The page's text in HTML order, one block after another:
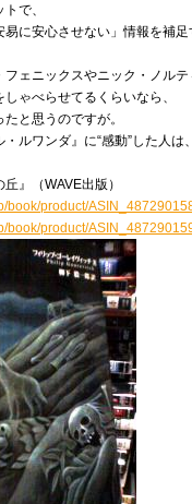
で、
易に安心させない」情報を補足
フェニックスやニック・ノル
ゃべらせてるくらいなら、
と思うのですが。
ルワンダ』に“感動”した人は、
』（WAVE出版）
book/product/
book/product/